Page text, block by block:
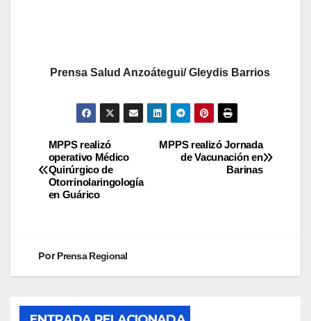
Prensa Salud Anzoátegui/ Gleydis Barrios
MPPS realizó Jornada
de Vacunación en
Barinas
MPPS realizó
operativo Médico
Quirúrgico de
Otorrinolaringología
en Guárico
PorPrensa Regional